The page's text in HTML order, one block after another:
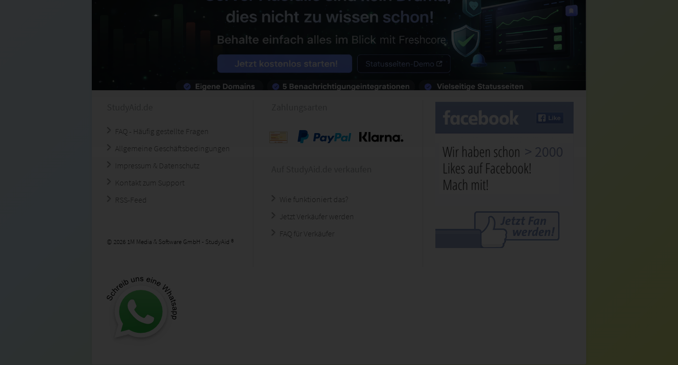
FAQ - Häufig gestellte Fragen
Allgemeine Geschäftsbedingungen
Impressum & Datenschutz
Kontakt zum Support
RSS-Feed
© 2026 1M Media & Software GmbH - StudyAid ®
Wie funktioniert das?
Jetzt Verkäufer werden
FAQ für Verkäufer
> 2000